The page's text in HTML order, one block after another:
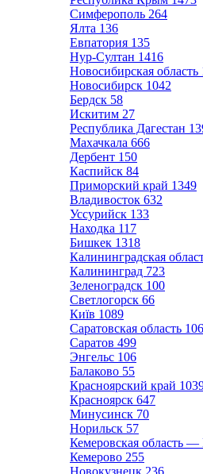
Симферополь 264
Ялта 136
Евпатория 135
Нур-Султан 1416
Новосибирская область
Новосибирск 1042
Бердск 58
Искитим 27
Республика Дагестан
Махачкала 666
Дербент 150
Каспийск 84
Приморский край 1349
Владивосток 632
Уссурийск 133
Находка 117
Бишкек 1318
Калининградская
Калининград 723
Зеленоградск 100
Светлогорск 66
Київ 1089
Саратовская область
Саратов 499
Энгельс 106
Балаково 55
Красноярский край
Красноярск 647
Минусинск 70
Норильск 57
Кемеровская область —
Кемерово 255
Новокузнецк 236